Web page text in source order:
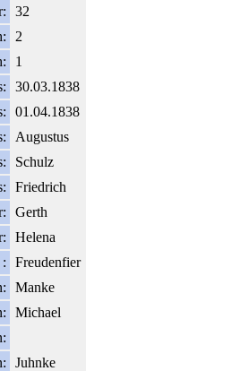
32
2
1
30.03.1838
01.04.1838
Augustus
Schulz
Friedrich
Gerth
Helena
Freudenfier
Manke
Michael
Juhnke